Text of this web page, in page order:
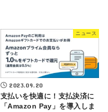
ニュース
2023.09.20
支払いを快適に！支払決済に
「Amazon Pay」を導入しま